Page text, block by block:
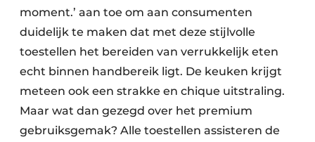
moment.’ aan toe om aan consumenten
duidelijk te maken dat met deze stijlvolle
toestellen het bereiden van verrukkelijk eten
echt binnen handbereik ligt. De keuken krijgt
meteen ook een strakke en chique uitstraling.
Maar wat dan gezegd over het premium
gebruiksgemak? Alle toestellen assisteren de